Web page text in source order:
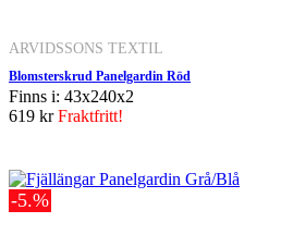
ARVIDSSONS TEXTIL
Blomsterskrud Panelgardin Röd
Finns i: 43x240x2
619 krFraktfritt!
-5.%